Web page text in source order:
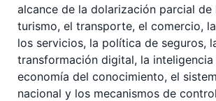
alcance de la dolarización parcial de
turismo, el transporte, el comercio,
los servicios, la política de seguros,
transformación digital, la
economía del conocimiento, el
nacional y los mecanismos de